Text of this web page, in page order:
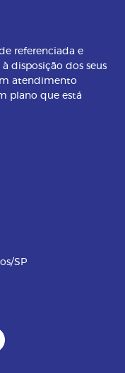
referenciada e
disposição dos seus
atendimento
plano que está
SP